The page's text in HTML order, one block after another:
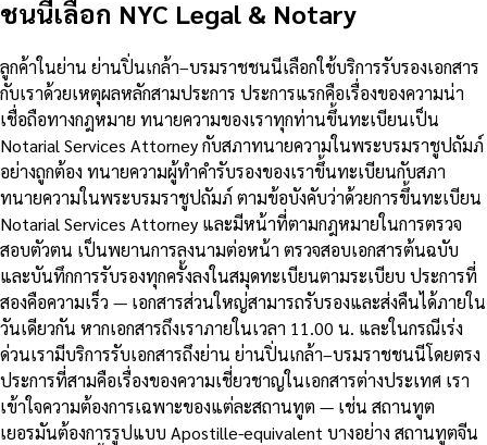
ชนนีเลือก NYC Legal & Notary
ลูกค้าในย่าน ย่านปิ่นเกล้า–บรมราชชนนีเลือกใช้บริการรับรองเอกสาร
กับเราด้วยเหตุผลหลักสามประการ ประการแรกคือเรื่องของความน่า
เชื่อถือทางกฎหมาย ทนายความของเราทุกท่านขึ้นทะเบียนเป็น
Notarial Services Attorney กับสภาทนายความในพระบรมราชูปถัมภ์
อย่างถูกต้อง ทนายความผู้ทำคำรับรองของเราขึ้นทะเบียนกับสภา
ทนายความในพระบรมราชูปถัมภ์ ตามข้อบังคับว่าด้วยการขึ้นทะเบียน
Notarial Services Attorney และมีหน้าที่ตามกฎหมายในการตรวจ
สอบตัวตน เป็นพยานการลงนามต่อหน้า ตรวจสอบเอกสารต้นฉบับ
และบันทึกการรับรองทุกครั้งลงในสมุดทะเบียนตามระเบียบ ประการที่
สองคือความเร็ว — เอกสารส่วนใหญ่สามารถรับรองและส่งคืนได้ภายใน
วันเดียวกัน หากเอกสารถึงเราภายในเวลา 11.00 น. และในกรณีเร่ง
ด่วนเรามีบริการรับเอกสารถึงย่าน ย่านปิ่นเกล้า–บรมราชชนนีโดยตรง
ประการที่สามคือเรื่องของความเชี่ยวชาญในเอกสารต่างประเทศ เรา
เข้าใจความต้องการเฉพาะของแต่ละสถานทูต — เช่น สถานทูต
เยอรมันต้องการรูปแบบ Apostille-equivalent บางอย่าง สถานทูตจีน